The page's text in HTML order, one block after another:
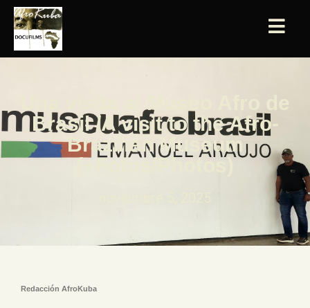
Brasil /A visit to the Afro-
Brazilian Museum
(+Fotos/Photos)
Redacción AfroKuba